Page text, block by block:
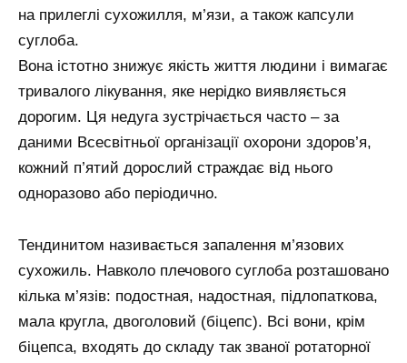
на прилеглі сухожилля, м’язи, а також капсули
суглоба.
Вона істотно знижує якість життя людини і вимагає
тривалого лікування, яке нерідко виявляється
дорогим. Ця недуга зустрічається часто – за
даними Всесвітньої організації охорони здоров’я,
кожний п’ятий дорослий страждає від нього
одноразово або періодично.
Тендинитом називається запалення м’язових
сухожиль. Навколо плечового суглоба розташовано
кілька м’язів: подостная, надостная, підлопаткова,
мала кругла, двоголовий (біцепс). Всі вони, крім
біцепса, входять до складу так званої ротаторної